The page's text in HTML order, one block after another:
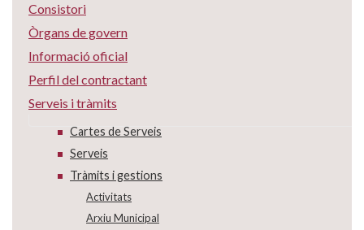
Consistori
Òrgans de govern
Informació oficial
Perfil del contractant
Serveis i tràmits
Cartes de Serveis
Serveis
Tràmits i gestions
Activitats
Arxiu Municipal